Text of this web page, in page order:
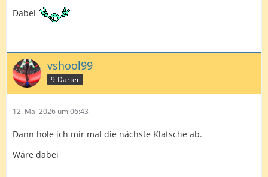
Dabei
vshool99
9-Darter
12. Mai 2026 um 06:43
Dann hole ich mir mal die nächste Klatsche ab.
Wäre dabei